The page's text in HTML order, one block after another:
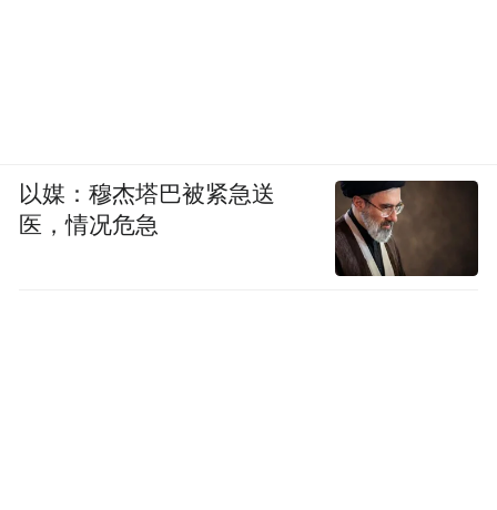
以媒：穆杰塔巴被紧急送
医，情况危急